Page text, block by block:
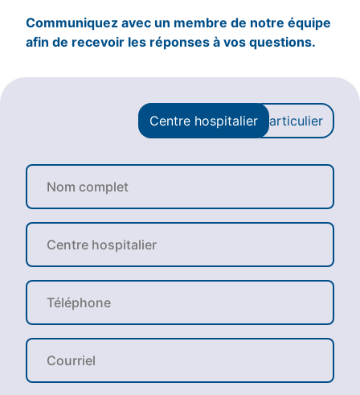
Communiquez avec un membre de notre équipe
afin de recevoir les réponses à vos questions.
Centre hospitalier Particulier